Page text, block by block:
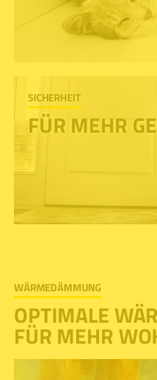
SICHERHEIT
FÜR MEHR
WÄRMEDÄMMUNG
OPTIMALE
FÜR MEHR